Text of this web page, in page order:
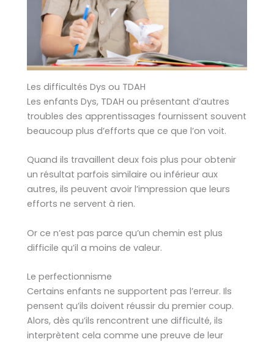
Les difficultés Dys ou TDAH
Les enfants Dys, TDAH ou présentant d’autres
troubles des apprentissages fournissent souvent
beaucoup plus d’efforts que ce que l’on voit.
Quand ils travaillent deux fois plus pour obtenir
un résultat parfois similaire ou inférieur aux
autres, ils peuvent avoir l’impression que leurs
efforts ne servent à rien.
Or ce n’est pas parce qu’un chemin est plus
difficile qu’il a moins de valeur.
Le perfectionnisme
Certains enfants ne supportent pas l’erreur. Ils
pensent qu’ils doivent réussir du premier coup.
Alors, dès qu’ils rencontrent une difficulté, ils
interprètent cela comme une preuve de leur